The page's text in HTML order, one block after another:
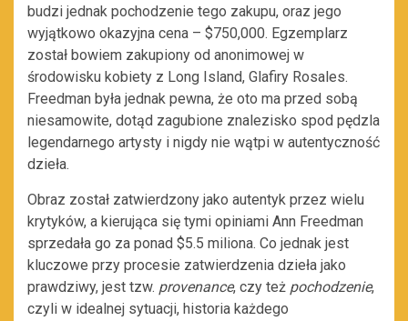
budzi jednak pochodzenie tego zakupu, oraz jego
wyjątkowo okazyjna cena – $750,000. Egzemplarz
został bowiem zakupiony od anonimowej w
środowisku kobiety z Long Island, Glafiry Rosales.
Freedman była jednak pewna, że oto ma przed sobą
niesamowite, dotąd zagubione znalezisko spod pędzla
legendarnego artysty i nigdy nie wątpi w autentyczność
dzieła.
Obraz został zatwierdzony jako autentyk przez wielu
krytyków, a kierująca się tymi opiniami Ann Freedman
sprzedała go za ponad $5.5 miliona. Co jednak jest
kluczowe przy procesie zatwierdzenia dzieła jako
prawdziwy, jest tzw. provenance, czy też pochodzenie,
czyli w idealnej sytuacji, historia każdego